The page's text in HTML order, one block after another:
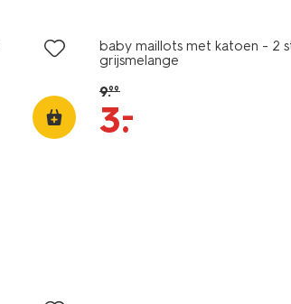
baby maillots met katoen - 2
grijsmelange
9.99
3.
–